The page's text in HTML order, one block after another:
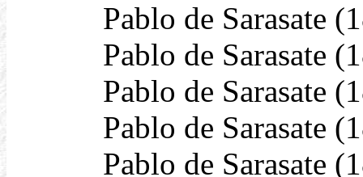
Pablo de Sarasate
Pablo de Sarasate
Pablo de Sarasate
Pablo de Sarasate
Pablo de Sarasate